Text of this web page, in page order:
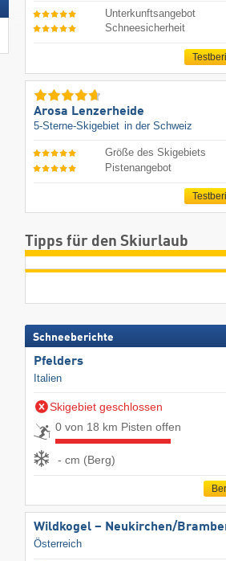
Unterkunftsangebot
Schneesicherheit
Arosa Lenzerheide
5-Sterne-Skigebiet in der Schweiz
Größe des Skigebiets
Pistenangebot
Tipps für den Skiurlaub
Schneeberichte
Pfelders
Italien
Skigebiet geschlossen
0 von 18 km Pisten offen
- cm (Berg)
Wildkogel – Neukirchen/​
Österreich